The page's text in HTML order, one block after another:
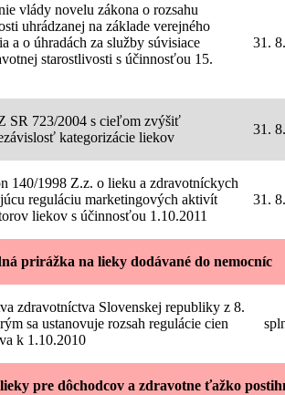
vlády novelu zákona o rozsahu
uhrádzanej na základe verejného
a o úhradách za služby súvisiace
starostlivosti s účinnosťou 15.
31.
SR 723/2004 s cieľom zvýšiť
kategorizácie liekov
31.
140/1998 Z.z. o lieku a zdravotníckych
reguláciu marketingových aktivít
liekov s účinnosťou 1.10.2011
31.
prirážka na lieky dodávané do nemocníc
zdravotníctva Slovenskej republiky z 8.
sa ustanovuje rozsah regulácie cien
k 1.10.2010
pre dôchodcov a zdravotne ťažko